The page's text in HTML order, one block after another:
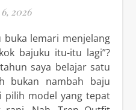
2026
bajuku itu-itu lagi”?
saya belajar satu
bukan nambah baju
pilih model yang tepat